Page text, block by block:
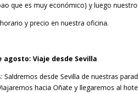
que es muy económico) y luego
y precio en nuestra oficina.
agosto: Viaje desde Sevilla
Saldremos desde Sevilla de nuestras
hacia Oñate y llegaremos al